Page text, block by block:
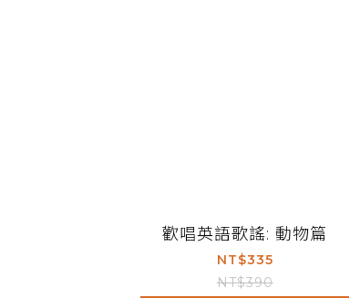
歡唱英語歌謠: 動物篇
NT$335
NT$390